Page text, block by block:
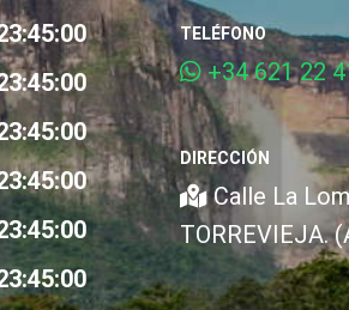
TELÉFONO
+34 621 22
DIRECCIÓN
Calle La
TORREVIEJA.